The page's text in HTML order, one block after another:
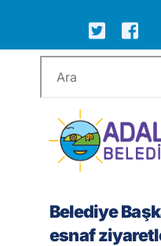
content
ICON
LABEL
ICON
LABEL
Belediye
esnaf